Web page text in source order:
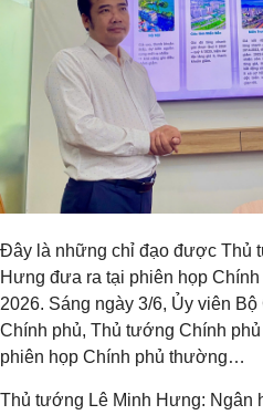
Đây là những chỉ đạo được Thủ
Hưng đưa ra tại phiên họp
2026. Sáng ngày 3/6, Ủy viên
Chính phủ, Thủ tướng Chính
phiên họp Chính phủ thường…
Thủ tướng Lê Minh Hưng: Ngân